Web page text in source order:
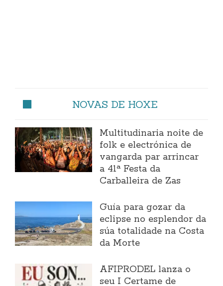
NOVAS DE HOXE
Multitudinaria noite de
folk e electrónica de
vangarda par arrincar
a 41ª Festa da
Carballeira de Zas
Guía para gozar da
eclipse no esplendor da
súa totalidade na Costa
da Morte
AFIPRODEL lanza o
seu I Certame de